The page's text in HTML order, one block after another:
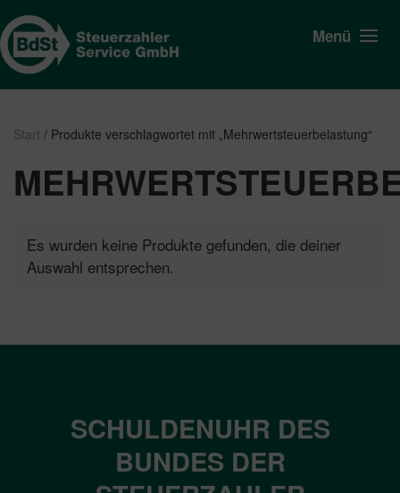
Menü
Start / Produkte verschlagwortet mit „Mehrwertsteuerbelastung“
Es wurden keine Produkte gefunden, die deiner
Auswahl entsprechen.
SCHULDENUHR DES
BUNDES DER